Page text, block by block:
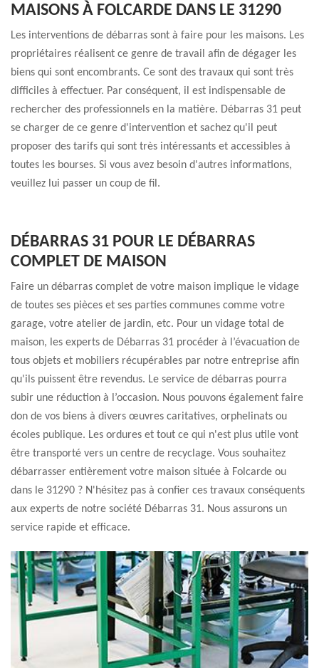
MAISONS À FOLCARDE DANS LE 31290
Les interventions de débarras sont à faire pour les maisons. Les
propriétaires réalisent ce genre de travail afin de dégager les
biens qui sont encombrants. Ce sont des travaux qui sont très
difficiles à effectuer. Par conséquent, il est indispensable de
rechercher des professionnels en la matière. Débarras 31 peut
se charger de ce genre d'intervention et sachez qu'il peut
proposer des tarifs qui sont très intéressants et accessibles à
toutes les bourses. Si vous avez besoin d'autres informations,
veuillez lui passer un coup de fil.
DÉBARRAS 31 POUR LE DÉBARRAS
COMPLET DE MAISON
Faire un débarras complet de votre maison implique le vidage
de toutes ses pièces et ses parties communes comme votre
garage, votre atelier de jardin, etc. Pour un vidage total de
maison, les experts de Débarras 31 procéder à l’évacuation de
tous objets et mobiliers récupérables par notre entreprise afin
qu'ils puissent être revendus. Le service de débarras pourra
subir une réduction à l’occasion. Nous pouvons également faire
don de vos biens à divers œuvres caritatives, orphelinats ou
écoles publique. Les ordures et tout ce qui n'est plus utile vont
être transporté vers un centre de recyclage. Vous souhaitez
débarrasser entièrement votre maison située à Folcarde ou
dans le 31290 ? N'hésitez pas à confier ces travaux conséquents
aux experts de notre société Débarras 31. Nous assurons un
service rapide et efficace.